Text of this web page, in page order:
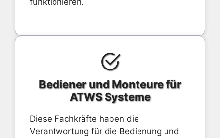
Bediener und Monteure für
ATWS Systeme
Diese Fachkräfte haben die
Verantwortung für die Bedienung und